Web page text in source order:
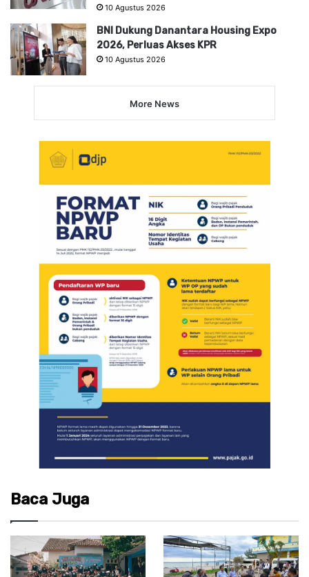
10 Agustus 2026
BNI Dukung Danantara Housing Expo
2026, Perluas Akses KPR
10 Agustus 2026
More News
Baca Juga